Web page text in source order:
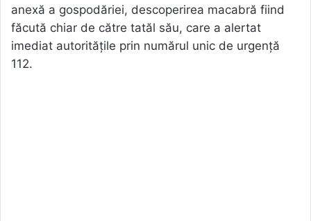
anexă a gospodăriei, descoperirea macabră fiind
făcută chiar de către tatăl său, care a alertat
imediat autoritățile prin numărul unic de urgență
112.